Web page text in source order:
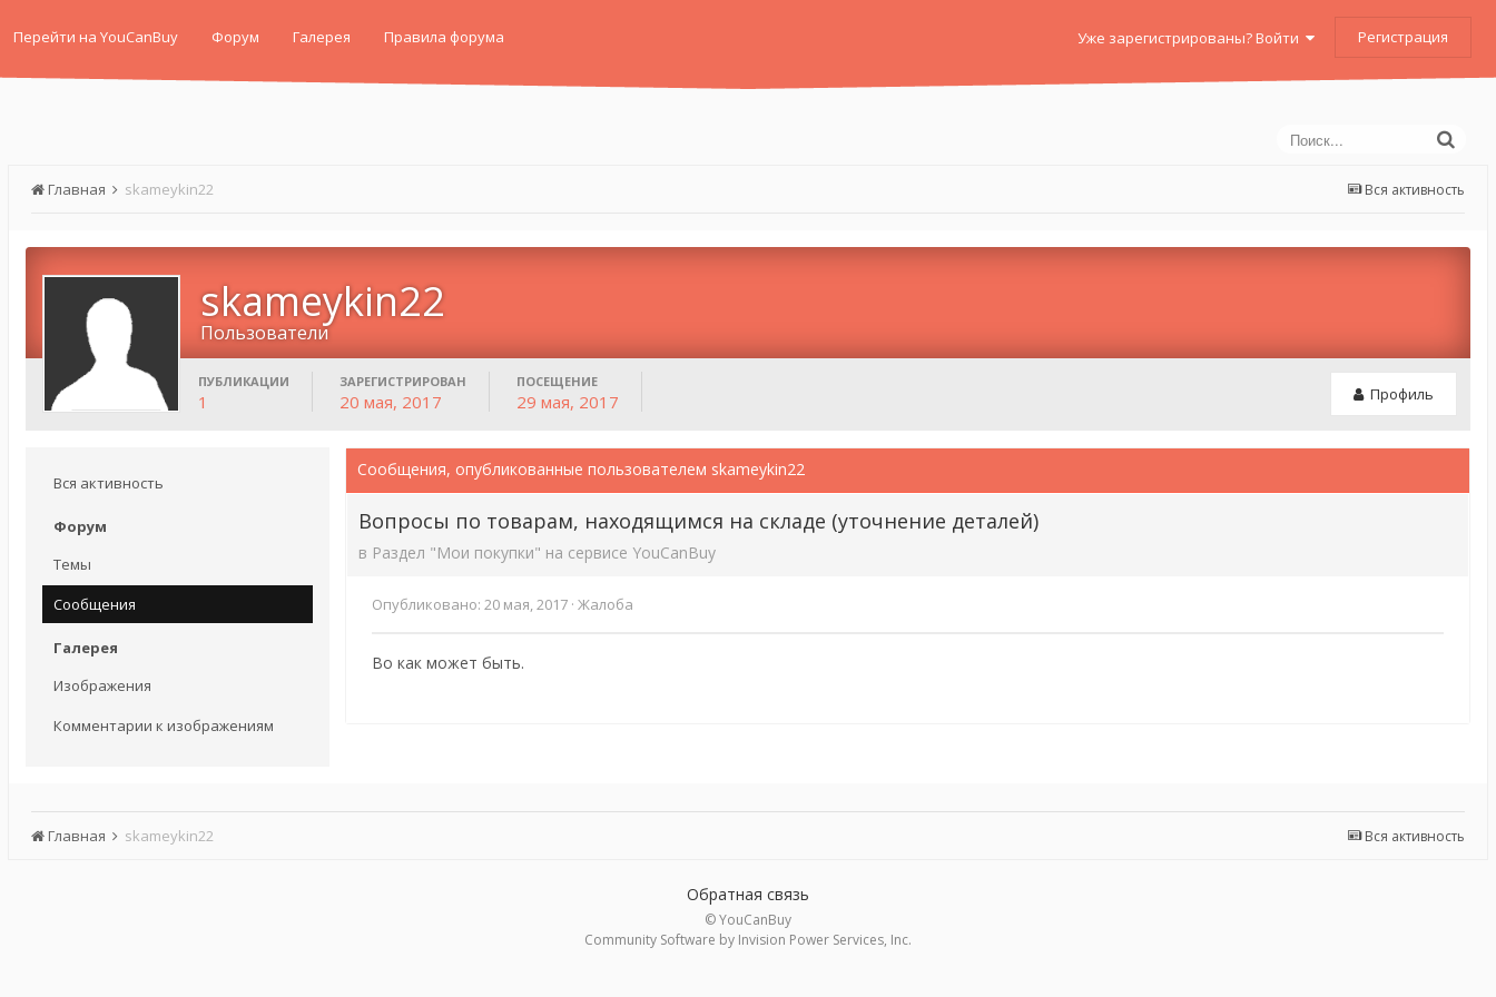
Перейти на YouCanBuy Форум Галерея Правила форума Уже зарегистрированы? Войти Регистрация
Вся активность
Главная skameykin22
skameykin22
Пользователи
Профиль
ПУБЛИКАЦИИ
1
ЗАРЕГИСТРИРОВАН
20 мая, 2017
ПОСЕЩЕНИЕ
29 мая, 2017
Вся активность
Форум
Темы
Сообщения
Галерея
Изображения
Комментарии к изображениям
Сообщения, опубликованные пользователем skameykin22
Вопросы по товарам, находящимся на складе (уточнение деталей)
в Раздел "Мои покупки" на сервисе YouCanBuy
Опубликовано: 20 мая, 2017 · Жалоба
Во как может быть.
Вся активность
Главная skameykin22
Обратная связь
© YouCanBuy
Community Software by Invision Power Services, Inc.